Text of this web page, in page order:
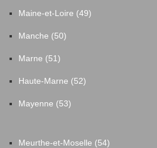
Maine-et-Loire (49)
Manche (50)
Marne (51)
Haute-Marne (52)
Mayenne (53)
Meurthe-et-Moselle (54)